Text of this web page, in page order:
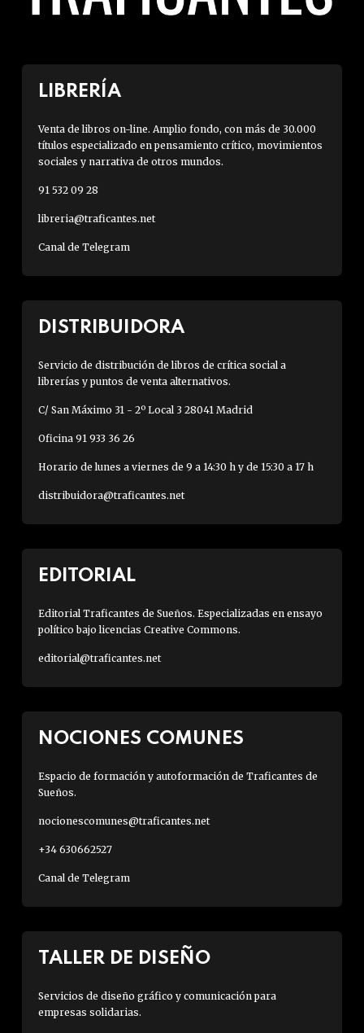
LIBRERÍA
Venta de libros on-line. Amplio fondo, con más de 30.000
títulos especializado en pensamiento crítico, movimientos
sociales y narrativa de otros mundos.
91 532 09 28
libreria@traficantes.net
Canal de Telegram
DISTRIBUIDORA
Servicio de distribución de libros de crítica social a
librerías y puntos de venta alternativos.
C/ San Máximo 31 - 2º Local 3 28041 Madrid
Oficina 91 933 36 26
Horario de lunes a viernes de 9 a 14:30 h y de 15:30 a 17 h
distribuidora@traficantes.net
EDITORIAL
Editorial Traficantes de Sueños. Especializadas en ensayo
político bajo licencias Creative Commons.
editorial@traficantes.net
NOCIONES COMUNES
Espacio de formación y autoformación de Traficantes de
Sueños.
nocionescomunes@traficantes.net
+34 630662527
Canal de Telegram
TALLER DE DISEÑO
Servicios de diseño gráfico y comunicación para
empresas solidarias.